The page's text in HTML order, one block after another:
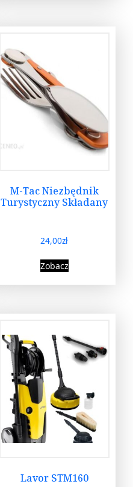
M-Tac Niezbędnik
Turystyczny Składany
24,00zł
Zobacz
Lavor STM160